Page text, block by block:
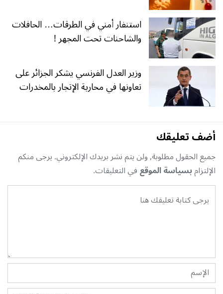
استنفار أمني في الطرقات… الحافلات
والشاحنات تحت المجهر !
وزير العدل الفرنسي يشكر الجزائر على
تعاونها في محاربة الإتجار بالمخدرات
أضف تعليقك
جميع الحقول مطلوبة, ولن يتم نشر بريدك الإلكتروني. يرجى منكم
الإلتزامبسياسة الموقعفي التعليقات.